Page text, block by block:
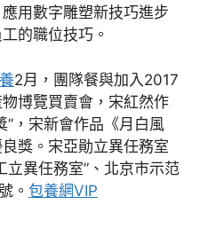
用數字雕塑新技巧進步
的職位技巧。
2月，團隊餐與加入2017
博覽買賣會，宋紅然作
”，宋新會作品《月白風
獎。宋亞勛立異任務室
立異任務室”、北京市示范
。 包養網VIP